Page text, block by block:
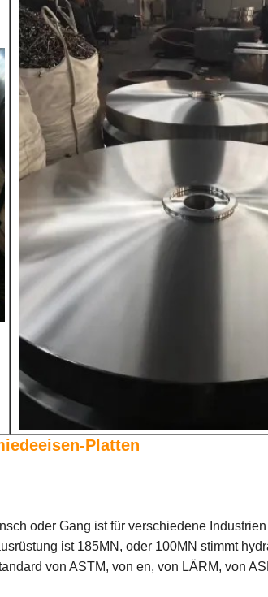
Platten
oder Gang ist für verschiedene
ist 185MN, oder 100MN stimmt
von ASTM, von en, von LÄRM, von